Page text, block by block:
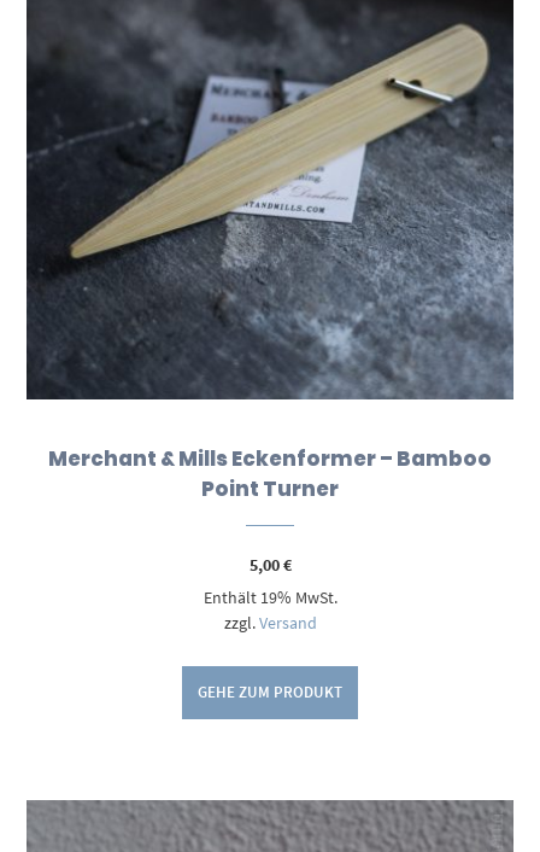
Merchant & Mills Eckenformer – Bamboo
Point Turner
5,00€
Enthält 19% MwSt.
zzgl.Versand
GEHE ZUM PRODUKT